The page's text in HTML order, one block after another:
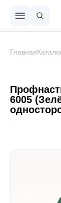
Главная
6005